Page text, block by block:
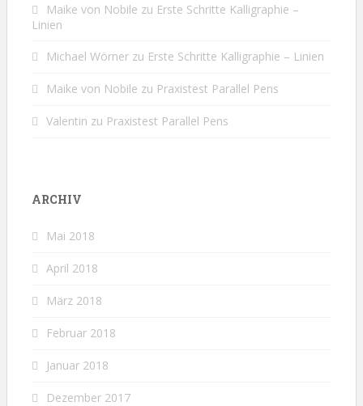
Maike von Nobile zu Erste Schritte Kalligraphie –
Linien
Michael Wörner zu Erste Schritte Kalligraphie – Linien
Maike von Nobile zu Praxistest Parallel Pens
Valentin zu Praxistest Parallel Pens
ARCHIV
Mai 2018
April 2018
März 2018
Februar 2018
Januar 2018
Dezember 2017